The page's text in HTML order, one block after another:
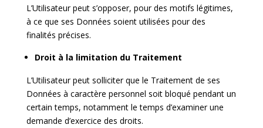
L’Utilisateur peut s’opposer, pour des motifs légitimes,
à ce que ses Données soient utilisées pour des
finalités précises.
Droit à la limitation du Traitement
L’Utilisateur peut solliciter que le Traitement de ses
Données à caractère personnel soit bloqué pendant un
certain temps, notamment le temps d’examiner une
demande d’exercice des droits.